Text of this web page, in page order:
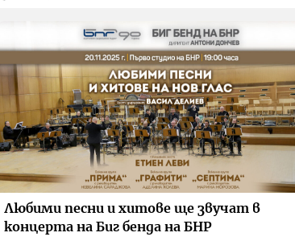
Любими песни и хитове ще звучат в
концерта на Биг бенда на БНР